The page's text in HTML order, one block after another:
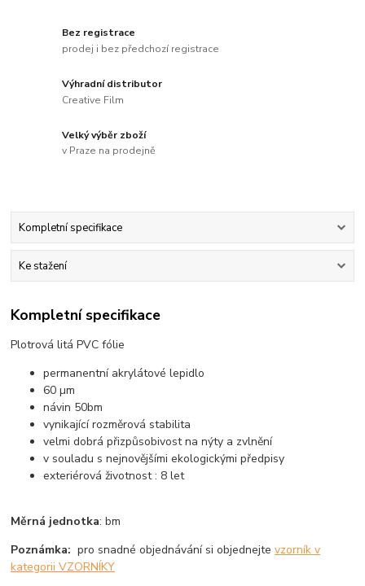
Bez registrace
prodej i bez předchozí registrace
Výhradní distributor
Creative Film
Velký výběr zboží
v Praze na prodejně
Kompletní specifikace
Ke stažení
Kompletní specifikace
Plotrová litá PVC fólie
permanentní akrylátové lepidlo
60 µm
návin 50bm
vynikající rozměrová stabilita
velmi dobrá přizpůsobivost na nýty a zvlnění
v souladu s nejnovějšími ekologickými předpisy
exteriérová životnost : 8 let
Měrná jednotka: bm
Poznámka: pro snadné objednávání si objednejtevzorník v
kategorii VZORNÍKY